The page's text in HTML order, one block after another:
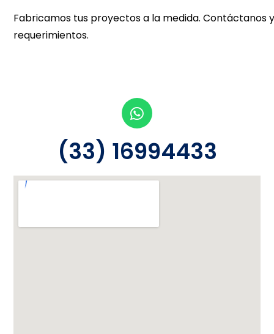
Fabricamos tus proyectos a la medida. Contáctanos
requerimientos.
(33) 16994433